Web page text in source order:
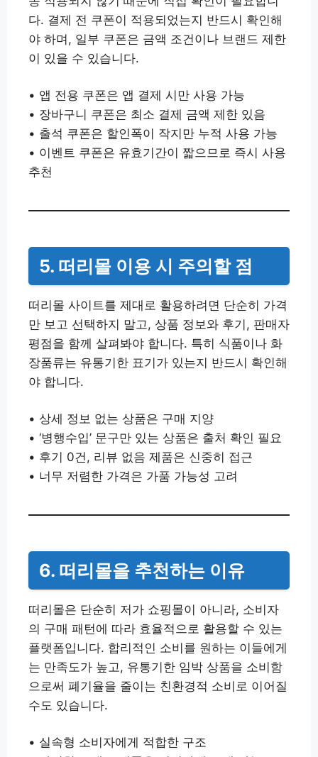
다. 결제 전 쿠폰이 적용되었는지 반드시 확인해
야 하며, 일부 쿠폰은 금액 조건이나 브랜드 제한
이 있을 수 있습니다.
• 앱 전용 쿠폰은 앱 결제 시만 사용 가능
• 장바구니 쿠폰은 최소 결제 금액 제한 있음
• 출석 쿠폰은 할인폭이 작지만 누적 사용 가능
• 이벤트 쿠폰은 유효기간이 짧으므로 즉시 사용
추천
5. 떠리몰 이용 시 주의할 점
떠리몰 사이트를 제대로 활용하려면 단순히 가격
만 보고 선택하지 말고, 상품 정보와 후기, 판매자
평점을 함께 살펴봐야 합니다. 특히 식품이나 화
장품류는 유통기한 표기가 있는지 반드시 확인해
야 합니다.
• 상세 정보 없는 상품은 구매 지양
• ‘병행수입’ 문구만 있는 상품은 출처 확인 필요
• 후기 0건, 리뷰 없음 제품은 신중히 접근
• 너무 저렴한 가격은 가품 가능성 고려
6. 떠리몰을 추천하는 이유
떠리몰은 단순히 저가 쇼핑몰이 아니라, 소비자
의 구매 패턴에 따라 효율적으로 활용할 수 있는
플랫폼입니다. 합리적인 소비를 원하는 이들에게
는 만족도가 높고, 유통기한 임박 상품을 소비함
으로써 폐기율을 줄이는 친환경적 소비로 이어질
수도 있습니다.
• 실속형 소비자에게 적합한 구조